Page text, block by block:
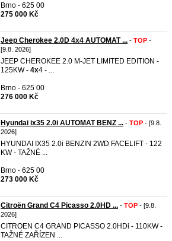
Brno - 625 00
275 000 Kč
Jeep Cherokee 2.0D 4x4 AUTOMAT ... - TOP -
[9.8. 2026]
JEEP CHEROKEE 2.0 M-JET LIMITED EDITION -
125KW - 4x4 - ...
Brno - 625 00
276 000 Kč
Hyundai ix35 2.0i AUTOMAT BENZ ... - TOP - [9.8.
2026]
HYUNDAI IX35 2.0i BENZIN 2WD FACELIFT - 122
KW - TAŽNÉ ...
Brno - 625 00
273 000 Kč
Citroën Grand C4 Picasso 2.0HD ... - TOP - [9.8.
2026]
CITROEN C4 GRAND PICASSO 2.0HDi - 110KW -
TAŽNÉ ZAŘÍZEN ...